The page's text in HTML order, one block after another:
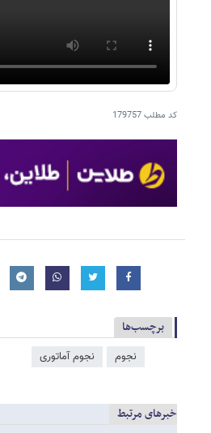
کد مطلب179757
برچسب‌ها
نجوم نجوم آماتوری
خبرهای مرتبط